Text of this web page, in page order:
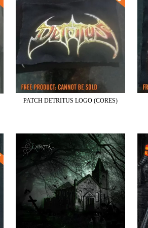
PATCH DETRITUS LOGO (CORES)